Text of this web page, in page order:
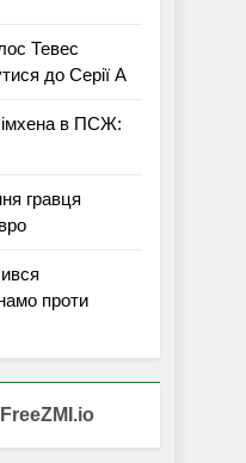
Тевес
до Серії А
в ПСЖ:
гравця
проти